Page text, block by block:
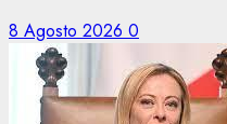
8 Agosto 2026 0